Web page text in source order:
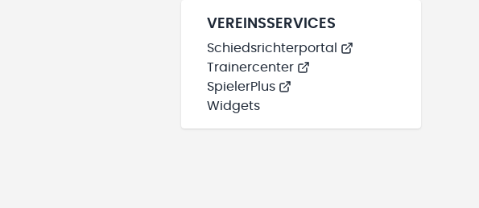
VEREINSSERVICES
Schiedsrichterportal
Trainercenter
SpielerPlus
Widgets